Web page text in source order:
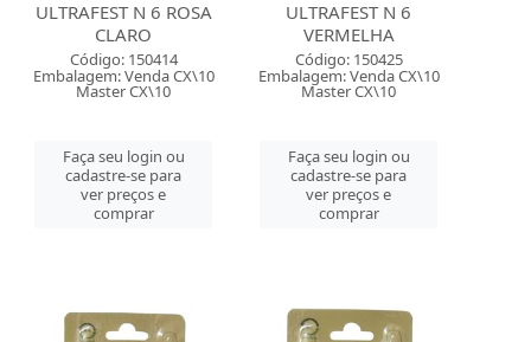
ULTRAFEST N 6 ROSA
CLARO
Código: 150414
Embalagem: Venda CX\10
Master CX\10
Faça seu login ou
cadastre-se para
ver preços e
comprar
ULTRAFEST N 6
VERMELHA
Código: 150425
Embalagem: Venda CX\10
Master CX\10
Faça seu login ou
cadastre-se para
ver preços e
comprar